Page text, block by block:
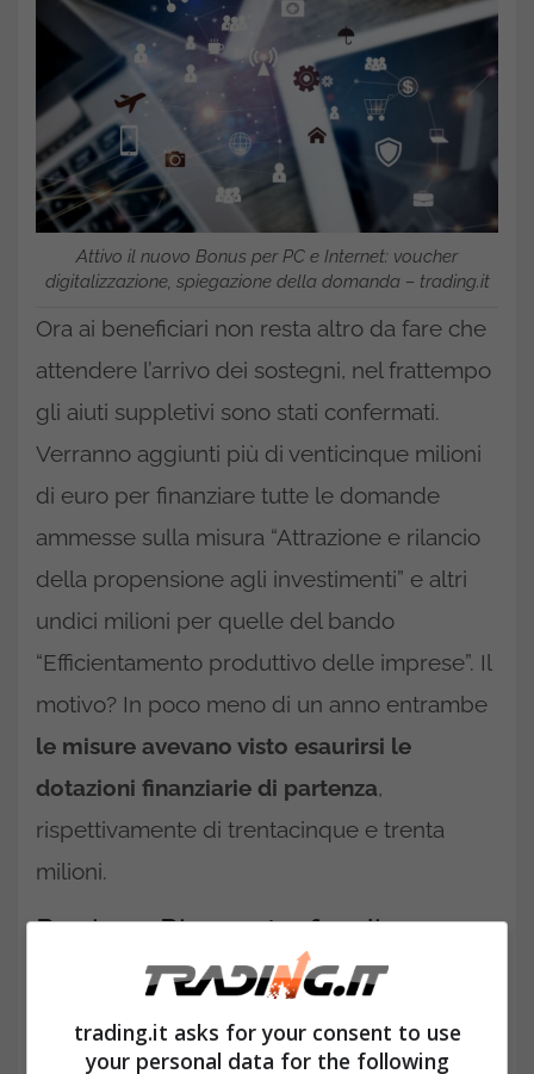
Attivo il nuovo Bonus per PC e Internet: voucher
digitalizzazione, spiegazione della domanda – trading.it
Ora ai beneficiari non resta altro da fare che
attendere l’arrivo dei sostegni, nel frattempo
gli aiuti suppletivi sono stati confermati.
Verranno aggiunti più di venticinque milioni
di euro per finanziare tutte le domande
ammesse sulla misura “Attrazione e rilancio
della propensione agli investimenti” e altri
undici milioni per quelle del bando
“Efficientamento produttivo delle imprese”. Il
motivo? In poco meno di un anno entrambe
le misure avevano visto esaurirsi le
dotazioni finanziarie di partenza,
rispettivamente di trentacinque e trenta
milioni.
Regione Piemonte, fondi
confermati per i voucher
digitalizzazione: aggiunti 58
milioni di euro
trading.it asks for your consent to use
your personal data for the following